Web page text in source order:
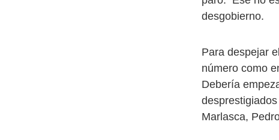
desgobierno.
Para despejar
número como
Debería
Marlasca,